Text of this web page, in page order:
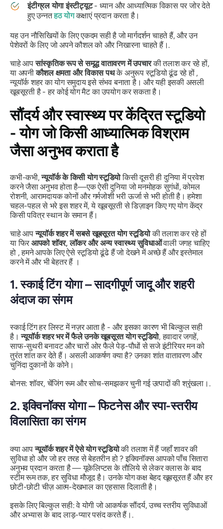
इंटीग्रल योगा इंस्टीट्यूट- ध्यान और आध्यात्मिक विकास पर जोर देते
हुए उन्नतहठ योगकक्षाएं प्रदान करता है।
यह उन नौसिखियों के लिए एकदम सही है जो मार्गदर्शन चाहते हैं, और उन
पेशेवरों के लिए जो अपने कौशल को और निखारना चाहते हैं।.
चाहे आपसांस्कृतिक रूप से समृद्ध वातावरण में उपचारकी तलाश कर रहे हों,
या अपनीकौशल क्षमता और विकास पथके अनुरूप स्टूडियो ढूंढ रहे हों ,
न्यूयॉर्क शहर का योग समुदाय इसे संभव बनाता है। और यही इसकी असली
खूबसूरती है - हर कोई योग मैट का उपयोग कर सकता है।
सौंदर्य और स्वास्थ्य पर केंद्रित स्टूडियो
- योग जो किसी आध्यात्मिक विश्राम
जैसा अनुभव कराता है
कभी-कभी,न्यूयॉर्क के किसी योग स्टूडियोकिसी दूसरी ही दुनिया में प्रवेश
करने जैसा अनुभव होता है—एक ऐसी दुनिया जो मनमोहक सुगंधों, कोमल
रोशनी, आरामदायक कोनों और गर्मजोशी भरी ऊर्जा से भरी होती है। हमेशा
चहल-पहल से भरे इस शहर में, ये खूबसूरती से डिज़ाइन किए गए योग केंद्र
किसी पवित्र स्थान के समान हैं।
चाहे आपन्यूयॉर्क शहर में सबसे खूबसूरत योग स्टूडियोकी तलाश कर रहे हों
या फिर आपको शॉवर, लॉकर और अन्य स्वास्थ्य सुविधाओंवाली जगह चाहिए
हो , हमने आपके लिए ऐसे स्टूडियो ढूंढे हैं जोदेखने में अच्छे हैंऔरइस्तेमाल
करने में और भी बेहतर हैं।
1. स्काई टिंग योगा – सादगीपूर्ण जादू और शहरी
अंदाज का संगम
स्काई टिंग हर लिस्ट में नज़र आता है - और इसका कारण भी बिल्कुल सही
है।न्यूयॉर्क शहर भर में फैले उनके खूबसूरत योग स्टूडियो, हवादार जगहें,
साफ-सुथरी बनावट और चारों ओर फैले पेड़-पौधों से सजे इंटीरियर मन को
तुरंत शांत कर देते हैं। असली आकर्षण क्या है? उनका शांत वातावरणऔर
चुनिंदा दुकानों के कोने।
बोनस: शॉवर, चेंजिंग रूम और सोच-समझकर चुनी गई उत्पादों की श्रृंखला।.
2. इक्विनॉक्स योगा – फिटनेस और स्पा-स्तरीय
विलासिता का संगम
क्या आपन्यूयॉर्क शहर में ऐसे योग स्टूडियोकी तलाश में हैं जहाँ शावर की
सुविधा हो और जोहर तरह से बेहतरीन हो? इक्विनॉक्स आपको पाँच सितारा
अनुभव प्रदान करता है — यूकेलिप्टस के तौलिये से लेकर क्लास के बाद
स्टीम रूम तक, हर सुविधा मौजूद है। उनके योग कक्ष बेहद खूबसूरत हैं और हर
छोटी-छोटी चीज़ आत्म-देखभाल का एहसास दिलाती है।
इसके लिए बिल्कुल सही: वे योगी जो आकर्षक सौंदर्य, उच्च स्तरीय सुविधाओं
और अभ्यास के बाद लाड़-प्यार पसंद करते हैं।.